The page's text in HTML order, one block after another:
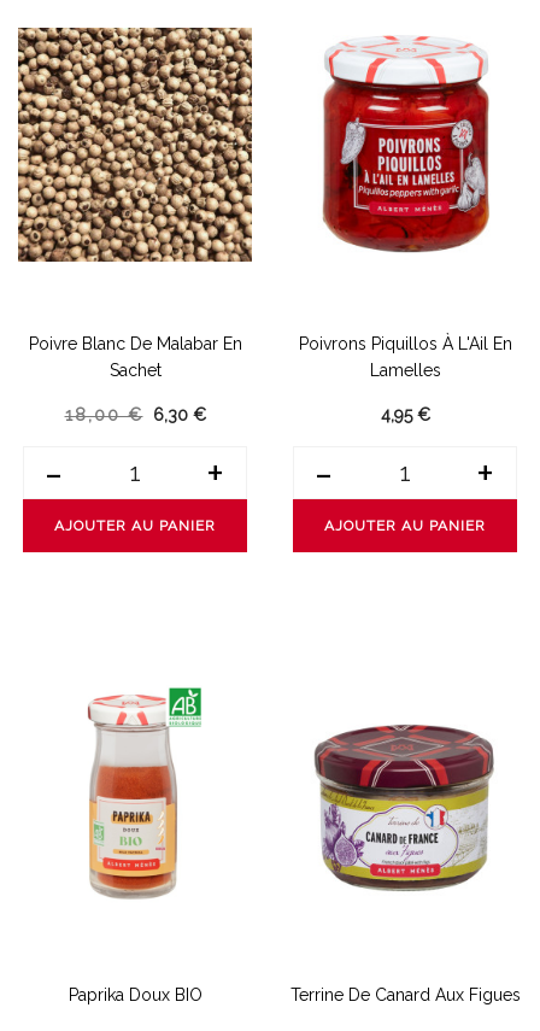
Poivre Blanc De Malabar En
Sachet
18,00 € 6,30 €
- +
AJOUTER AU PANIER
Poivrons Piquillos À L'Ail En
Lamelles
4,95 €
- +
AJOUTER AU PANIER
Paprika Doux BIO Terrine De Canard Aux Figues